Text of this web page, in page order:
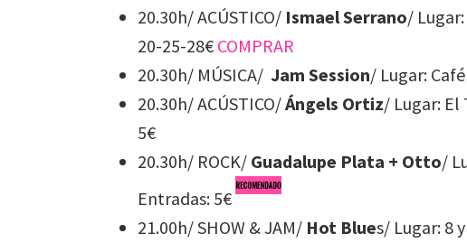
20.30h/ ACÚSTICO/ Ismael Serrano/
20-25-28€ COMPRAR
20.30h/ MÚSICA/ Jam Session/ Lugar:
20.30h/ ACÚSTICO/Ángels Ortiz/ Lugar:
5€
20.30h/ ROCK/ Guadalupe Plata + Otto/
Entradas: 5€
21.00h/ SHOW & JAM/ Hot Blues/ Lugar: 8